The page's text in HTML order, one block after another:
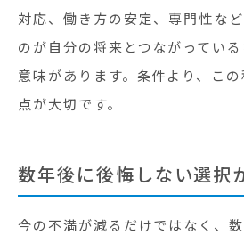
対応、働き方の安定、専門性な
のが自分の将来とつながってい
意味があります。条件より、こ
点が大切です。
数年後に後悔しない選択
今の不満が減るだけではなく、